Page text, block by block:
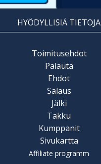
HYÖDYLLISIÄ TIETOJA
Toimitusehdot
Palauta
Ehdot
Salaus
Jälki
Takku
Kumppanit
Sivukartta
Affiliate programm